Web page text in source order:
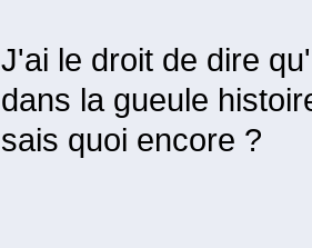
J'ai le droit de dire
dans la gueule
sais quoi encore ?